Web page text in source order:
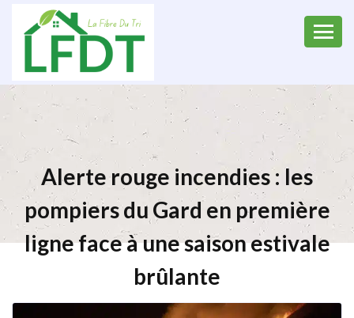
Alerte rouge incendies : les
pompiers du Gard en première
ligne face à une saison estivale
brûlante